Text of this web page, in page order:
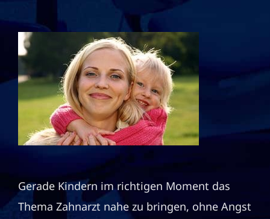
Gerade Kindern im richtigen Moment das
Thema Zahnarzt nahe zu bringen, ohne Angst